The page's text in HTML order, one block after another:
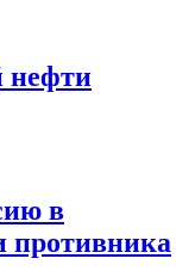
нефти
в
противника